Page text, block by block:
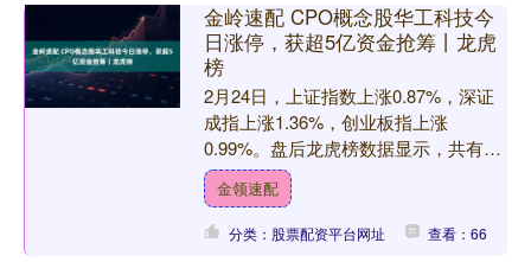
金岭速配 CPO概念股华工科技今
日涨停，获超5亿资金抢筹丨龙虎
榜
2月24日，上证指数上涨0.87%，深证
成指上涨1.36%，创业板指上涨
0.99%。盘后龙虎榜数据显示，共有53
只个股因当日异动登上龙虎榜，资金净
流入最多的是华....
金领速配
分类：股票配资平台网址 查看：66